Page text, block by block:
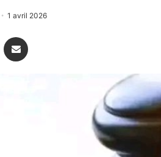
1 avril 2026
Linkedin